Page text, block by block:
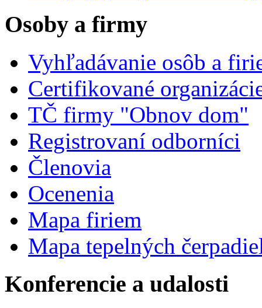
Osoby a firmy
Vyhľadávanie osôb a
Certifikované
TČ firmy "Obnov dom"
Registrovaní odborníci
Členovia
Ocenenia
Mapa firiem
Mapa tepelných
Konferencie a udalosti